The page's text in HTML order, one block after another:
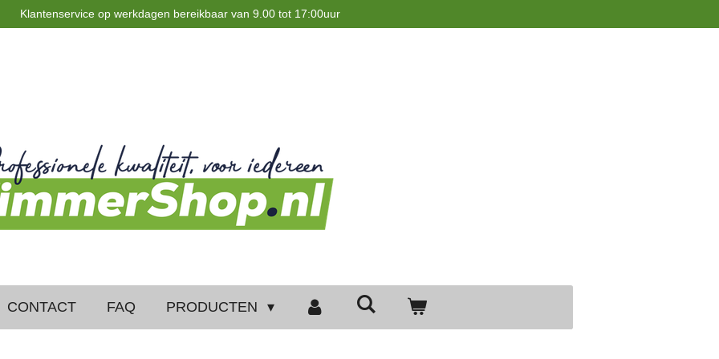
Klantenservice op werkdagen bereikbaar van 9.00 tot 17:00uur
CONTACT FAQ PRODUCTEN